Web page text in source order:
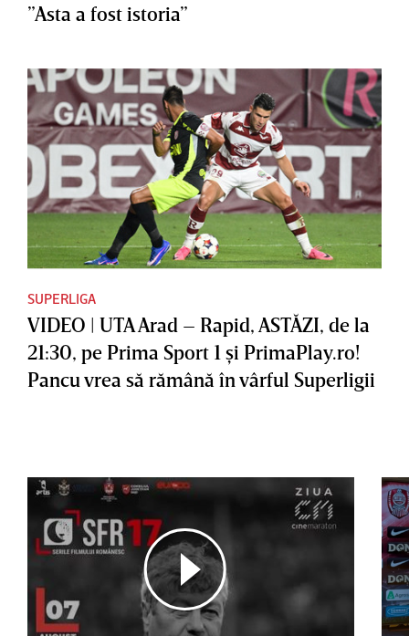
”Asta a fost istoria”
SUPERLIGA
VIDEO | UTA Arad – Rapid, ASTĂZI, de la
21:30, pe Prima Sport 1 şi PrimaPlay.ro!
Pancu vrea să rămână în vârful Superligii